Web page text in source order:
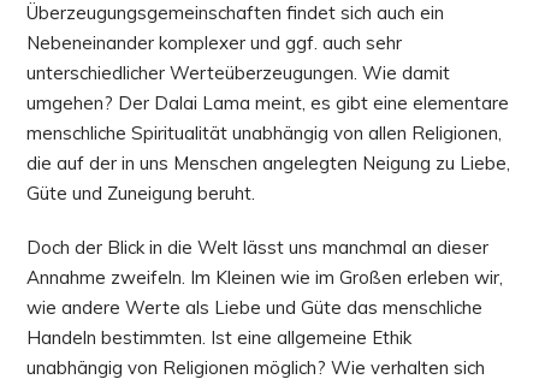
Überzeugungsgemeinschaften findet sich auch ein
Nebeneinander komplexer und ggf. auch sehr
unterschiedlicher Werteüberzeugungen. Wie damit
umgehen? Der Dalai Lama meint, es gibt eine elementare
menschliche Spiritualität unabhängig von allen Religionen,
die auf der in uns Menschen angelegten Neigung zu Liebe,
Güte und Zuneigung beruht.
Doch der Blick in die Welt lässt uns manchmal an dieser
Annahme zweifeln. Im Kleinen wie im Großen erleben wir,
wie andere Werte als Liebe und Güte das menschliche
Handeln bestimmten. Ist eine allgemeine Ethik
unabhängig von Religionen möglich? Wie verhalten sich